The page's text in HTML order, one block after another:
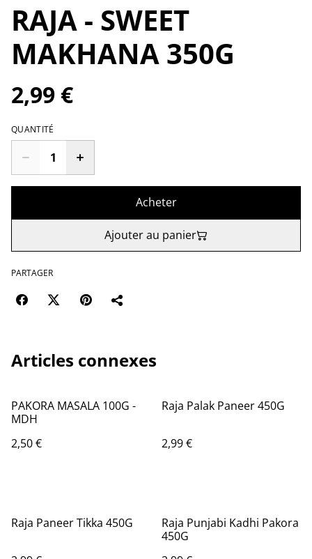
RAJA - SWEET
MAKHANA 350G
2,99 €
QUANTITÉ
Acheter
Ajouter au panier
PARTAGER
Articles connexes
PAKORA MASALA 100G -
MDH
2,50 €
Raja Palak Paneer 450G
2,99 €
Raja Paneer Tikka 450G
Raja Punjabi Kadhi Pakora
450G